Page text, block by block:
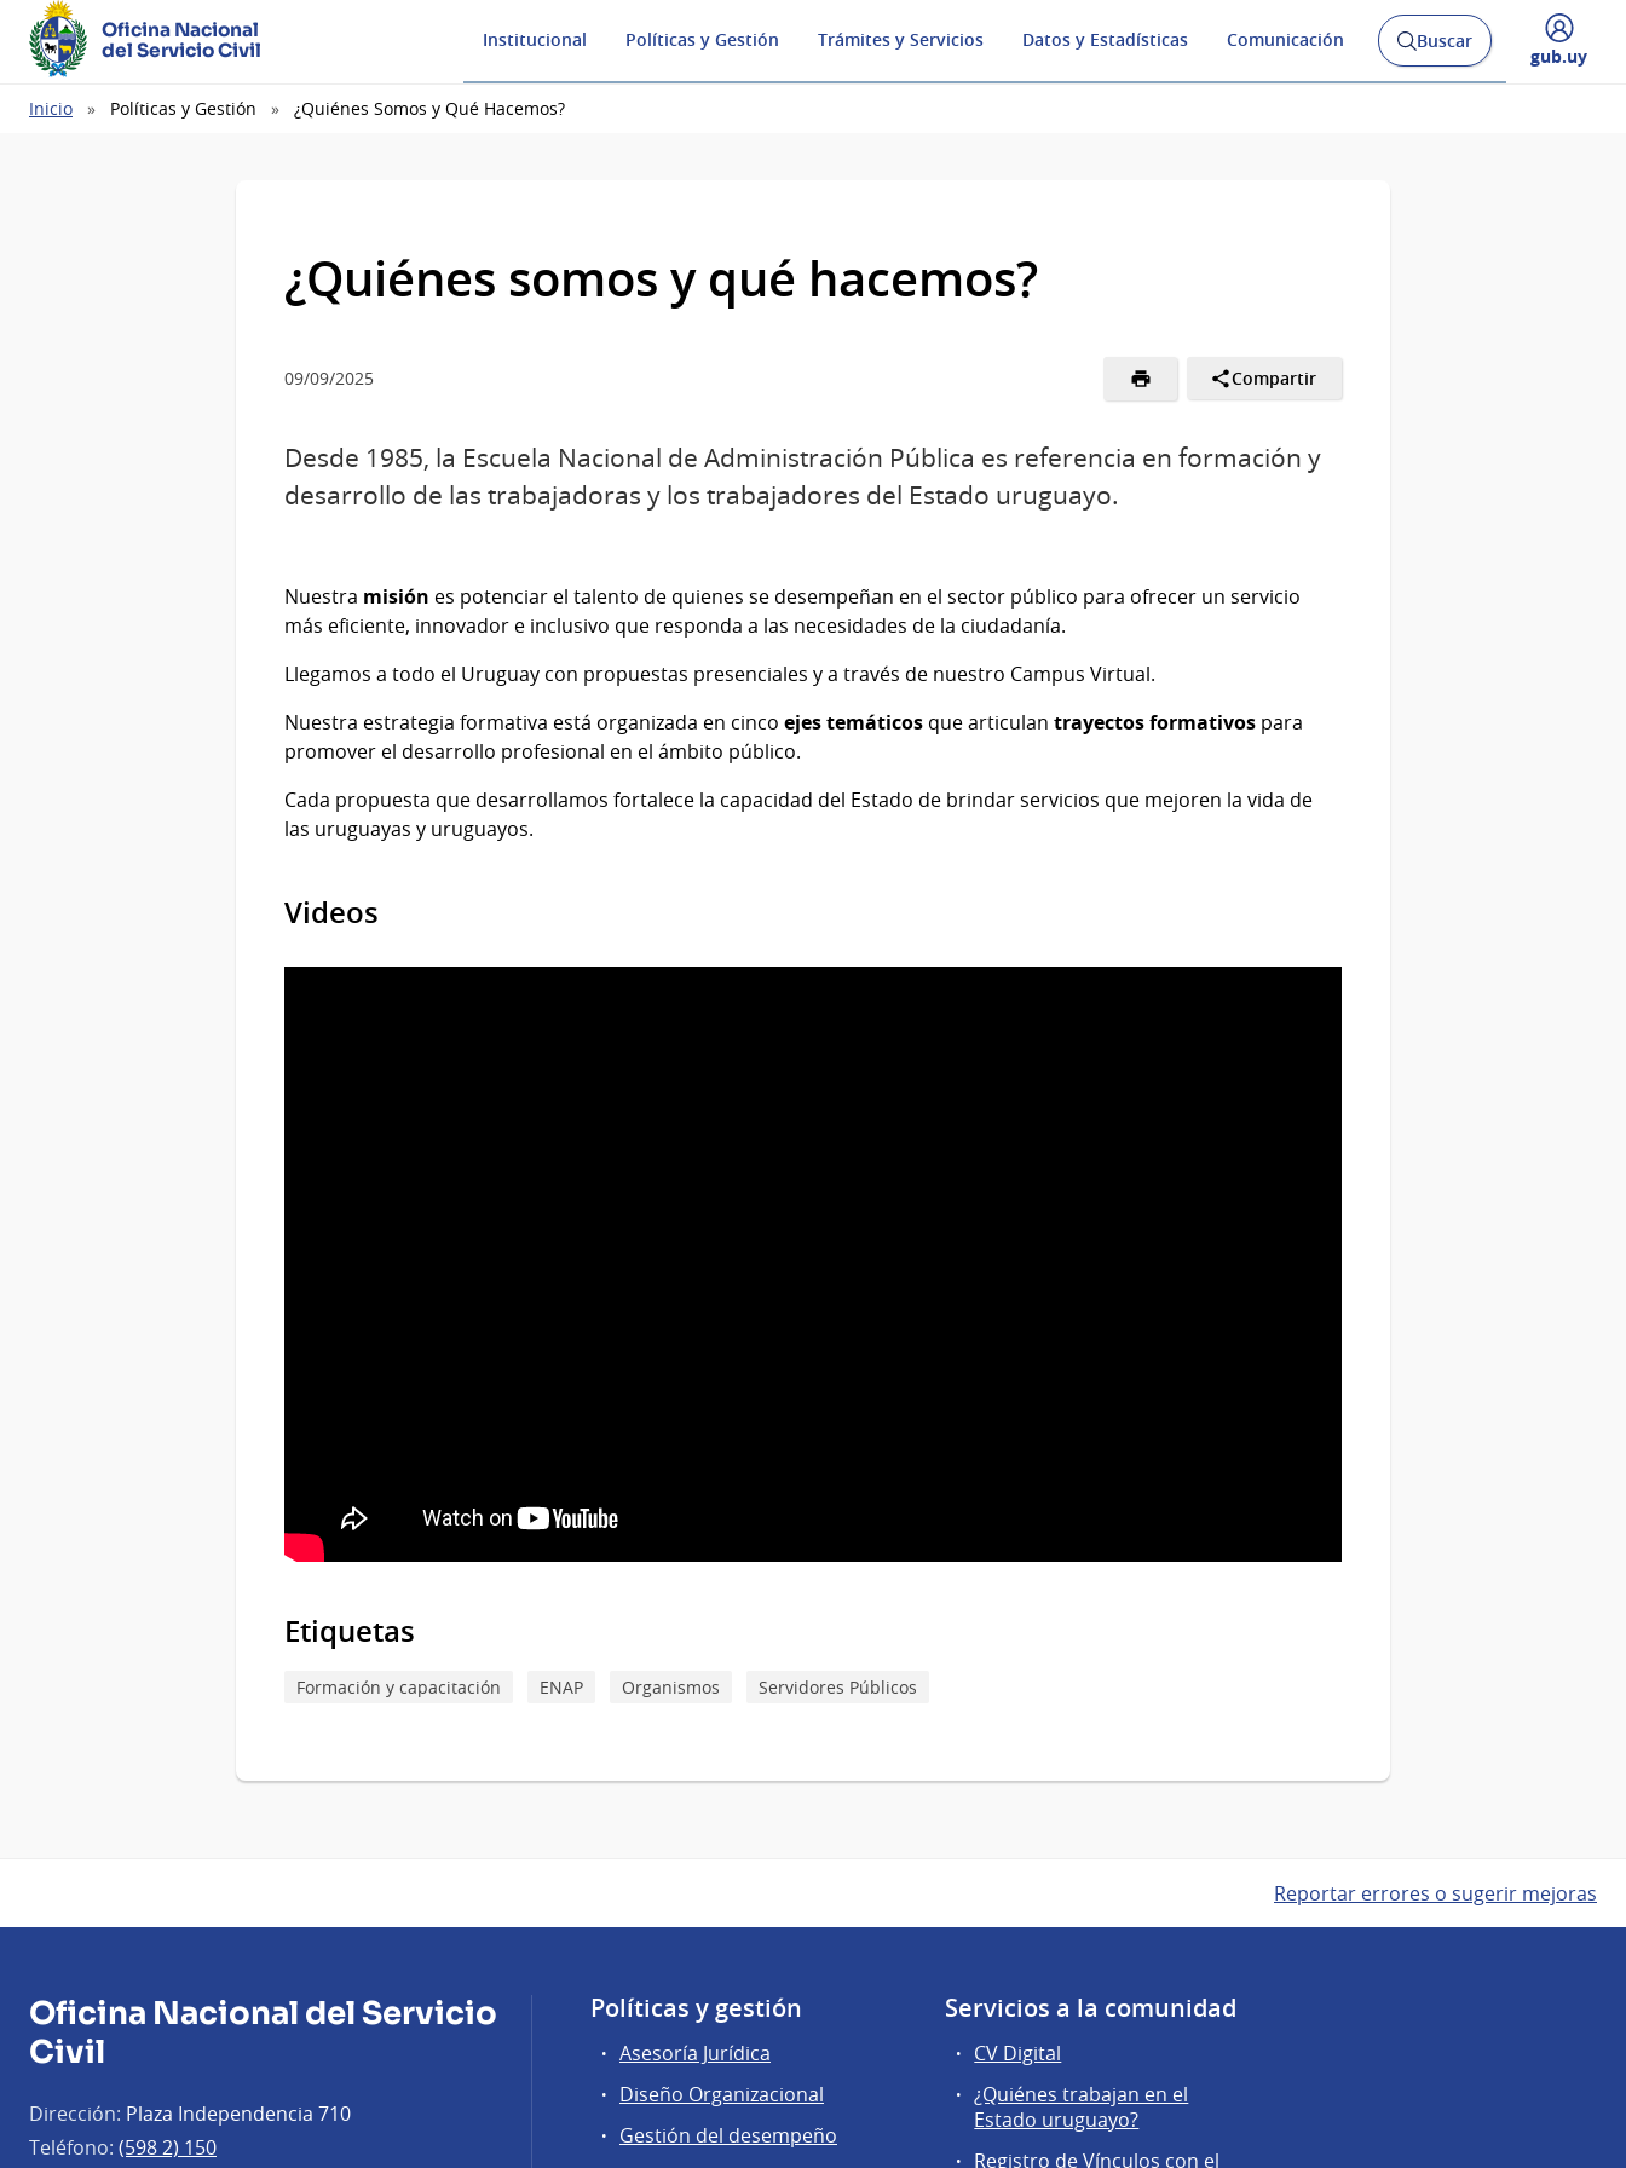
Oficina Nacional
del Servicio Civil
Institucional Políticas y Gestión Trámites y Servicios Datos y Estadísticas Comunicación
Abrir
buscador
Buscar
Desplegar
gub.uy
Ruta
Inicio Políticas y Gestión ¿Quiénes Somos y Qué Hacemos?
¿Quiénes somos y qué hacemos?
09/09/2025 Compartir
Desde 1985, la Escuela Nacional de Administración Pública es referencia en formación y
desarrollo de las trabajadoras y los trabajadores del Estado uruguayo.
Nuestra misión es potenciar el talento de quienes se desempeñan en el sector público para ofrecer un servicio
más eficiente, innovador e inclusivo que responda a las necesidades de la ciudadanía.
Llegamos a todo el Uruguay con propuestas presenciales y a través de nuestro Campus Virtual.
Nuestra estrategia formativa está organizada en cinco ejes temáticos que articulan trayectos formativos para
promover el desarrollo profesional en el ámbito público.
Cada propuesta que desarrollamos fortalece la capacidad del Estado de brindar servicios que mejoren la vida de
las uruguayas y uruguayos.
Videos
Etiquetas
Formación y capacitación ENAP Organismos Servidores Públicos
Reportar errores o sugerir mejoras
Oficina Nacional del Servicio
Civil
Dirección: Plaza Independencia 710
Teléfono: (598 2) 150
Políticas y gestión
Asesoría Jurídica
Diseño Organizacional
Gestión del desempeño
Servicios a la comunidad
CV Digital
¿Quiénes trabajan en el
Estado uruguayo?
Registro de Vínculos con el